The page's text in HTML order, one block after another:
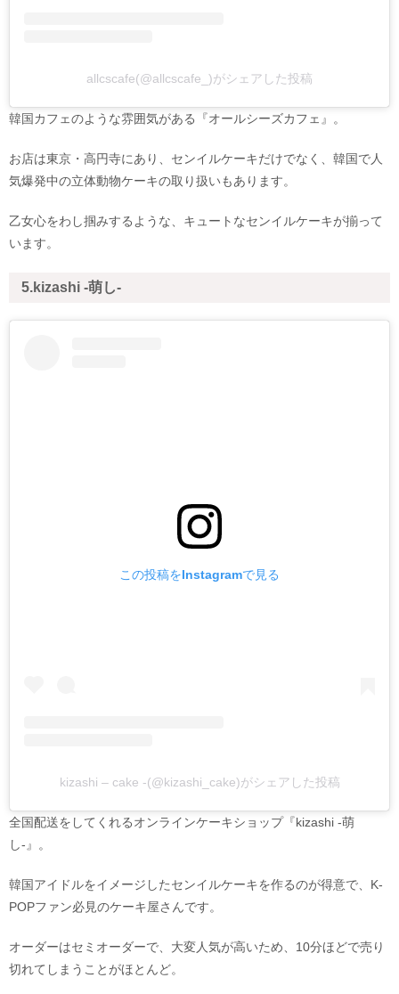
allcscafe(@allcscafe_)がシェアした投稿
韓国カフェのような雰囲気がある『オールシーズカフェ』。
お店は東京・高円寺にあり、センイルケーキだけでなく、韓国で人
気爆発中の立体動物ケーキの取り扱いもあります。
乙女心をわし掴みするような、キュートなセンイルケーキが揃って
います。
5.kizashi -萌し-
この投稿をInstagramで見る
kizashi – cake -(@kizashi_cake)がシェアした投稿
全国配送をしてくれるオンラインケーキショップ『kizashi -萌
し-』。
韓国アイドルをイメージしたセンイルケーキを作るのが得意で、K-
POPファン必見のケーキ屋さんです。
オーダーはセミオーダーで、大変人気が高いため、10分ほどで売り
切れてしまうことがほとんど。